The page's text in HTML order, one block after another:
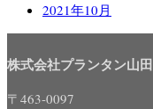
2021年10月
株式会社プランタン山田
〒463-0097